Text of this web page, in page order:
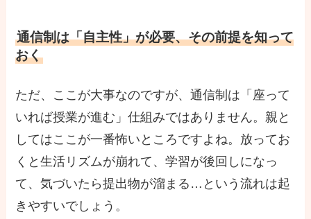
通信制は「自主性」が必要、その前提を知って
おく
ただ、ここが大事なのですが、通信制は「座って
いれば授業が進む」仕組みではありません。親と
してはここが一番怖いところですよね。放ってお
くと生活リズムが崩れて、学習が後回しになっ
て、気づいたら提出物が溜まる…という流れは起
きやすいでしょう。